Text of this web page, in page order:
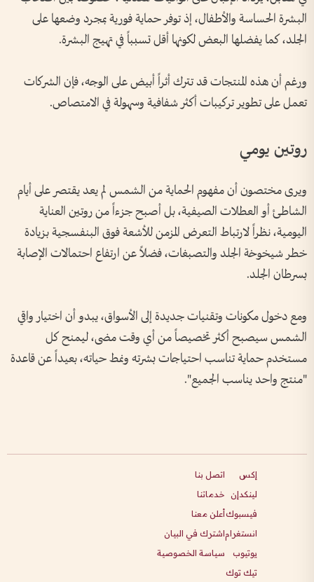
البشرة الحساسة والأطفال، إذ توفر حماية فورية بمجرد وضعها على
الجلد، كما يفضلها البعض لكونها أقل تسبباً في تهيج البشرة.
ورغم أن هذه المنتجات قد تترك أثراً أبيض على الوجه، فإن الشركات
تعمل على تطوير تركيبات أكثر شفافية وسهولة في الامتصاص.
روتين يومي
ويرى مختصون أن مفهوم الحماية من الشمس لم يعد يقتصر على أيام
الشاطئ أو العطلات الصيفية، بل أصبح جزءاً من روتين العناية
اليومية، نظراً لارتباط التعرض المزمن للأشعة فوق البنفسجية بزيادة
خطر شيخوخة الجلد والتصبغات، فضلاً عن ارتفاع احتمالات الإصابة
بسرطان الجلد.
ومع دخول مكونات وتقنيات جديدة إلى الأسواق، يبدو أن اختيار واقي
الشمس سيصبح أكثر تخصيصاً من أي وقت مضى، ليمنح كل
مستخدم حماية تناسب احتياجات بشرته ونمط حياته، بعيداً عن قاعدة
"منتج واحد يناسب الجميع".
إكس
لينكدإن
فيسبوك
انستغرام
يوتيوب
تيك توك
اتصل بنا
خدماتنا
أعلن معنا
اشترك في البيان
سياسة الخصوصية